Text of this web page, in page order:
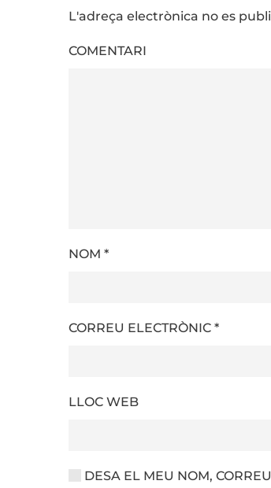
L'adreça electrònica no es
COMENTARI
NOM *
CORREU ELECTRÒNIC *
LLOC WEB
DESA EL MEU NOM,